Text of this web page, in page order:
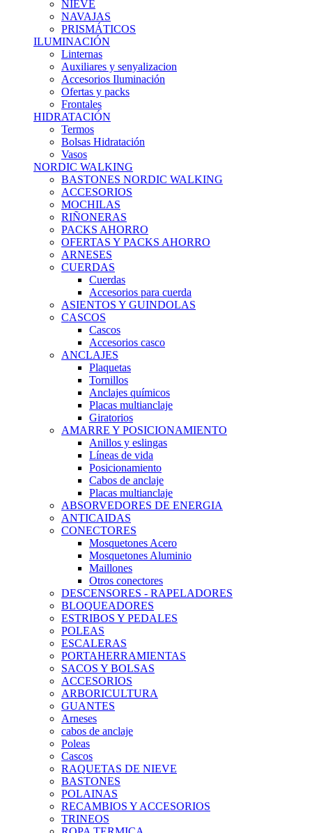
NIEVE
NAVAJAS
PRISMÁTICOS
ILUMINACIÓN
Linternas
Auxiliares y senyalizacion
Accesorios Iluminación
Ofertas y packs
Frontales
HIDRATACIÓN
Termos
Bolsas Hidratación
Vasos
NORDIC WALKING
BASTONES NORDIC WALKING
ACCESORIOS
MOCHILAS
RIÑONERAS
PACKS AHORRO
OFERTAS Y PACKS AHORRO
ARNESES
CUERDAS
Cuerdas
Accesorios para cuerda
ASIENTOS Y GUINDOLAS
CASCOS
Cascos
Accesorios casco
ANCLAJES
Plaquetas
Tornillos
Anclajes químicos
Placas multianclaje
Giratorios
AMARRE Y POSICIONAMIENTO
Anillos y eslingas
Líneas de vida
Posicionamiento
Cabos de anclaje
Placas multianclaje
ABSORVEDORES DE ENERGIA
ANTICAIDAS
CONECTORES
Mosquetones Acero
Mosquetones Aluminio
Maillones
Otros conectores
DESCENSORES - RAPELADORES
BLOQUEADORES
ESTRIBOS Y PEDALES
POLEAS
ESCALERAS
PORTAHERRAMIENTAS
SACOS Y BOLSAS
ACCESORIOS
ARBORICULTURA
GUANTES
Arneses
cabos de anclaje
Poleas
Cascos
RAQUETAS DE NIEVE
BASTONES
POLAINAS
RECAMBIOS Y ACCESORIOS
TRINEOS